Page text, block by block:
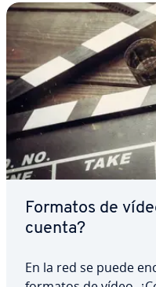
Formatos de
cuenta?
En la red se puede